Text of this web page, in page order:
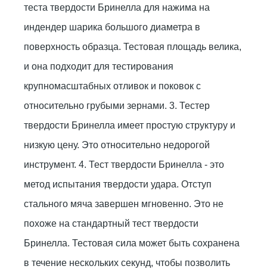
теста твердости Бринелла для нажима на
индендер шарика большого диаметра в
поверхность образца. Тестовая площадь велика,
и она подходит для тестирования
крупномасштабных отливок и поковок с
относительно грубыми зернами. 3. Тестер
твердости Бринелла имеет простую структуру и
низкую цену. Это относительно недорогой
инструмент. 4. Тест твердости Бринелла - это
метод испытания твердости удара. Отступ
стального мяча завершен мгновенно. Это не
похоже на стандартный тест твердости
Бринелла. Тестовая сила может быть сохранена
в течение нескольких секунд, чтобы позволить